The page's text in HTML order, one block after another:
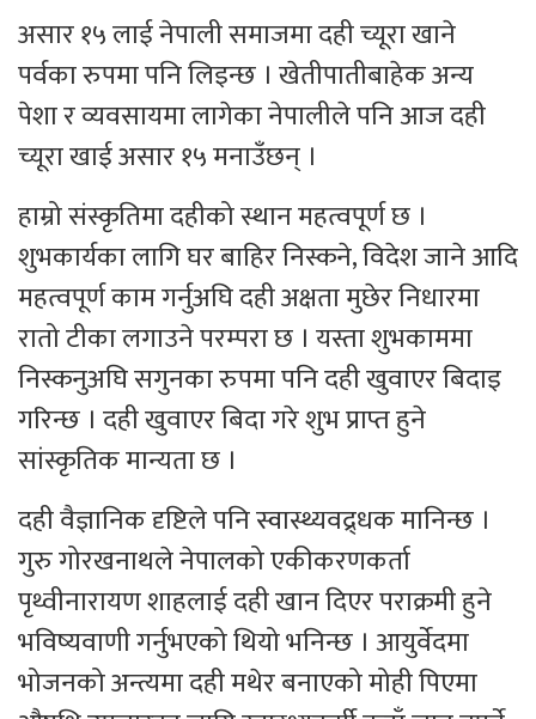
असार १५ लाई नेपाली समाजमा दही च्यूरा खाने
पर्वका रुपमा पनि लिइन्छ । खेतीपातीबाहेक अन्य
पेशा र व्यवसायमा लागेका नेपालीले पनि आज दही
च्यूरा खाई असार १५ मनाउँछन् ।
हाम्रो संस्कृतिमा दहीको स्थान महत्वपूर्ण छ ।
शुभकार्यका लागि घर बाहिर निस्कने, विदेश जाने आदि
महत्वपूर्ण काम गर्नुअघि दही अक्षता मुछेर निधारमा
रातो टीका लगाउने परम्परा छ । यस्ता शुभकाममा
निस्कनुअघि सगुनका रुपमा पनि दही खुवाएर बिदाइ
गरिन्छ । दही खुवाएर बिदा गरे शुभ प्राप्त हुने
सांस्कृतिक मान्यता छ ।
दही वैज्ञानिक दृष्टिले पनि स्वास्थ्यवद्र्धक मानिन्छ ।
गुरु गोरखनाथले नेपालको एकीकरणकर्ता
पृथ्वीनारायण शाहलाई दही खान दिएर पराक्रमी हुने
भविष्यवाणी गर्नुभएको थियो भनिन्छ । आयुर्वेदमा
भोजनको अन्त्यमा दही मथेर बनाएको मोही पिएमा